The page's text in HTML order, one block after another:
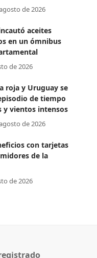
de 2026
aceites
en un ómnibus
de 2026
roja y Uruguay se
de tiempo
y vientos intensos
de 2026
con tarjetas
de la
de 2026